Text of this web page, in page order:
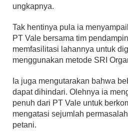
ungkapnya.
Tak hentinya pula ia
PT Vale bersama tim
memfasilitasi lahannya untuk
menggunakan metode SRI
Ia juga mengutarakan bahwa
dapat dihindari. Olehnya ia
penuh dari PT Vale untuk
mengatasi sejumlah
petani.